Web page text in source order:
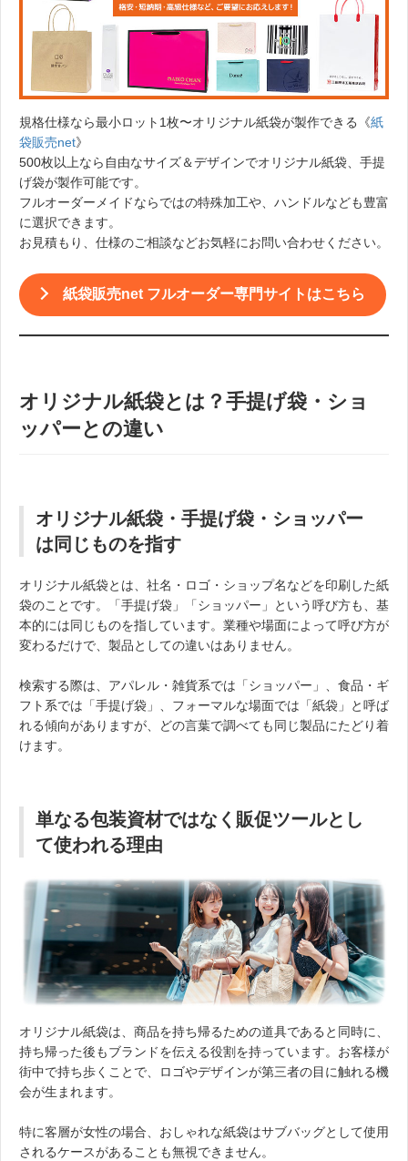
規格仕様なら最小ロット1枚〜オリジナル紙袋が製作できる《紙
袋販売net》
500枚以上なら自由なサイズ＆デザインでオリジナル紙袋、手提
げ袋が製作可能です。
フルオーダーメイドならではの特殊加工や、ハンドルなども豊富
に選択できます。
お見積もり、仕様のご相談などお気軽にお問い合わせください。
紙袋販売net フルオーダー専門サイトはこちら
オリジナル紙袋とは？手提げ袋・ショ
ッパーとの違い
オリジナル紙袋・手提げ袋・ショッパー
は同じものを指す
オリジナル紙袋とは、社名・ロゴ・ショップ名などを印刷した紙
袋のことです。「手提げ袋」「ショッパー」という呼び方も、基
本的には同じものを指しています。業種や場面によって呼び方が
変わるだけで、製品としての違いはありません。
検索する際は、アパレル・雑貨系では「ショッパー」、食品・ギ
フト系では「手提げ袋」、フォーマルな場面では「紙袋」と呼ば
れる傾向がありますが、どの言葉で調べても同じ製品にたどり着
けます。
単なる包装資材ではなく販促ツールとし
て使われる理由
オリジナル紙袋は、商品を持ち帰るための道具であると同時に、
持ち帰った後もブランドを伝える役割を持っています。お客様が
街中で持ち歩くことで、ロゴやデザインが第三者の目に触れる機
会が生まれます。
特に客層が女性の場合、おしゃれな紙袋はサブバッグとして使用
されるケースがあることも無視できません。